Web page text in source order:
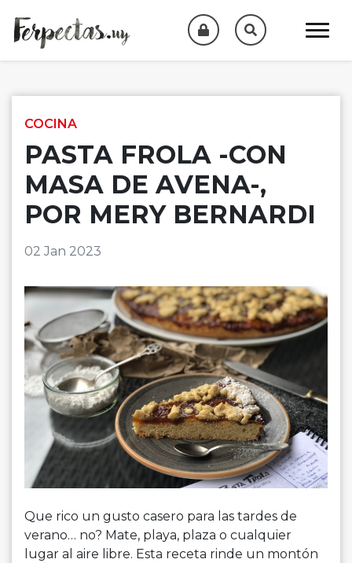
COCINA
PASTA FROLA -CON
MASA DE AVENA-,
POR MERY BERNARDI
02 Jan 2023
Que rico un gusto casero para las tardes de
verano… no? Mate, playa, plaza o cualquier
lugar al aire libre. Esta receta rinde un montón